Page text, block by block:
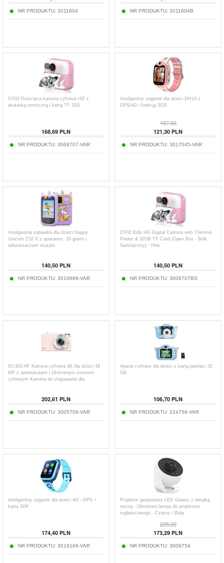
NR PRODUKTU: 3011604 NR PRODUKTU: 3011604B
CP02 Dziecięca kamera cyfrowa HD z
drukarką termiczną i kartą TF 32G
168,69 PLN
NR PRODUKTU: 3008707-VAR
Inteligentny zegarek dla dzieci DH10 z
GPS/4G i funkcją SOS
157,50
121,30 PLN
NR PRODUKTU: 3017045-VAR
Inteligentna zabawka dla dzieci Happy
Unicorn Z10 X z aparatem, 20 grami i
odtwarzaczem muzyki
140,50 PLN
NR PRODUKTU: 3010699-VAR
CP02 Kids HD Digital Camera with Thermal
Printer & 32GB TF Card (Open Box - Bulk
Satisfactory) - Pink
140,50 PLN
NR PRODUKTU: 3008707BS
DC402-AF Kamera cyfrowa 4K dla dzieci 48
MP z autofokusem i 16-krotnym zoomem
cyfrowym Kamera do vlogowania dla
202,61 PLN
NR PRODUKTU: 3005709-VAR
Aparat cyfrowy dla dzieci z kartą pamięci 32
GB
106,70 PLN
NR PRODUKTU: 224758-VAR
Inteligentny zegarek dla dzieci 4G - GPS +
karta SIM
174,40 PLN
NR PRODUKTU: 3018169-VAR
Projektor gwiazdowy LED Galaxy z lampką
nocną - Obrotowa lampa do projektora
mgławicowego - Czarny / Biały
225,20
173,29 PLN
NR PRODUKTU: 3009754